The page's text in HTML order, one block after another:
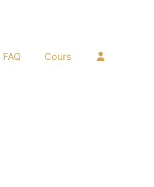
FAQ Cours